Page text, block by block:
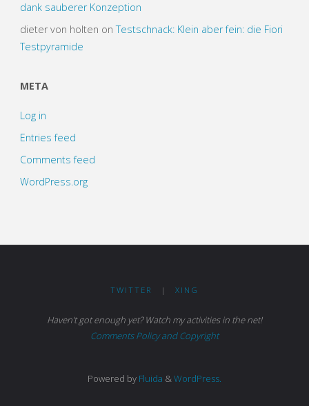
dank sauberer Konzeption
dieter von holten onTestschnack: Klein aber fein: die Fiori
Testpyramide
META
Log in
Entries feed
Comments feed
WordPress.org
TWITTER | XING
Haven't got enough yet? Watch my activities in the net!
Comments Policy and Copyright
Powered by Fluida &WordPress.